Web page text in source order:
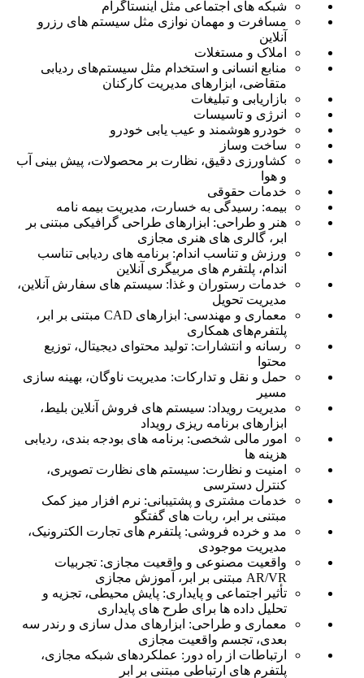
شبکه های اجتماعی مثل اینستاگرام
مسافرت و مهمان نوازی مثل سیستم های رزرو
آنلاین
املاک و مستغلات
منابع انسانی و استخدام مثل سیستم‌های ردیابی
متقاضی، ابزارهای مدیریت کارکنان
بازاریابی و تبلیغات
انرژی و تاسیسات
خودرو هوشمند و عیب یابی خودرو
ساخت وساز
​​کشاورزی دقیق، نظارت بر محصولات، پیش بینی آب
و هوا
خدمات حقوقی
بیمه: رسیدگی به خسارت، مدیریت بیمه نامه
هنر و طراحی: ابزارهای طراحی گرافیکی مبتنی بر
ابر، گالری های هنری مجازی
ورزش و تناسب اندام: برنامه های ردیابی تناسب
اندام، پلتفرم های مربیگری آنلاین
خدمات رستوران و غذا: سیستم های سفارش آنلاین،
مدیریت تحویل
معماری و مهندسی: ابزارهای CAD مبتنی بر ابر،
پلتفرم‌های همکاری
رسانه و انتشارات: تولید محتوای دیجیتال، توزیع
محتوا
حمل و نقل و تدارکات: مدیریت ناوگان، بهینه سازی
مسیر
مدیریت رویداد: سیستم های فروش آنلاین بلیط،
ابزارهای برنامه ریزی رویداد
امور مالی شخصی: برنامه های بودجه بندی، ردیابی
هزینه ها
امنیت و نظارت: سیستم های نظارت تصویری،
کنترل دسترسی
خدمات مشتری و پشتیبانی: نرم افزار میز کمک
مبتنی بر ابر، ربات های گفتگو
مد و خرده فروشی: پلتفرم های تجارت الکترونیک،
مدیریت موجودی
واقعیت مصنوعی و واقعیت مجازی: تجربیات
AR/VR مبتنی بر ابر، آموزش مجازی
تأثیر اجتماعی و پایداری: پایش محیطی، تجزیه و
تحلیل داده ها برای طرح های پایداری
معماری و طراحی: ابزارهای مدل سازی و رندر سه
بعدی، تجسم واقعیت مجازی
ارتباطات از راه دور: عملکردهای شبکه مجازی،
پلتفرم های ارتباطی مبتنی بر ابر